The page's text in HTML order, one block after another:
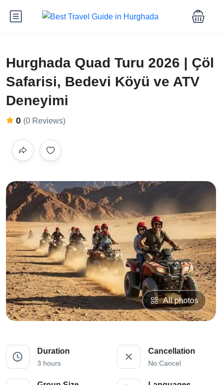
Hurghada Quad Turu 2026 | Çöl
Safarisi, Bedevi Köyü ve ATV
Deneyimi
0 (0 Reviews)
All photos
Duration
3 hours
Cancellation
No Cancel